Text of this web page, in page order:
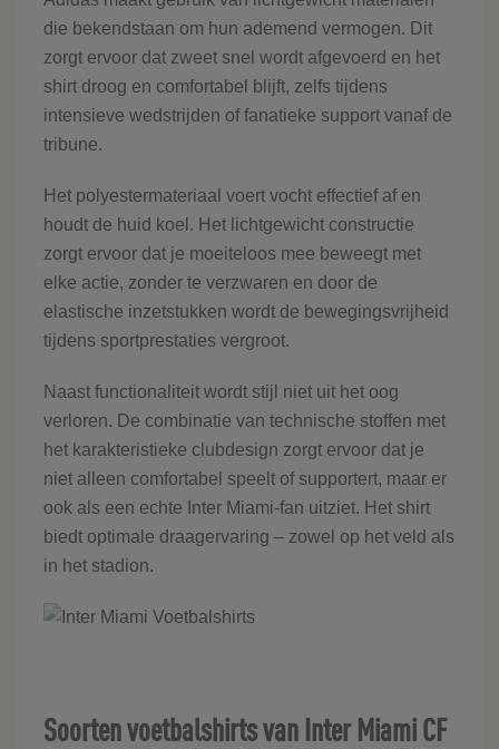
die bekendstaan om hun ademend vermogen. Dit
zorgt ervoor dat zweet snel wordt afgevoerd en het
shirt droog en comfortabel blijft, zelfs tijdens
intensieve wedstrijden of fanatieke support vanaf de
tribune.
Het polyestermateriaal voert vocht effectief af en
houdt de huid koel. Het lichtgewicht constructie
zorgt ervoor dat je moeiteloos mee beweegt met
elke actie, zonder te verzwaren en door de
elastische inzetstukken wordt de bewegingsvrijheid
tijdens sportprestaties vergroot.
Naast functionaliteit wordt stijl niet uit het oog
verloren. De combinatie van technische stoffen met
het karakteristieke clubdesign zorgt ervoor dat je
niet alleen comfortabel speelt of supportert, maar er
ook als een echte Inter Miami-fan uitziet. Het shirt
biedt optimale draagervaring – zowel op het veld als
in het stadion.
Soorten voetbalshirts van Inter Miami CF